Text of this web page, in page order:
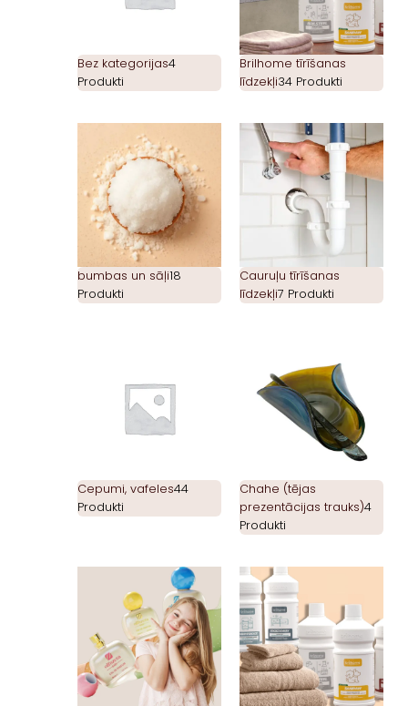
Bez kategorijas4
Produkti
Brilhome tīrīšanas
līdzekļi34 Produkti
bumbas un sāļi18
Produkti
Cauruļu tīrīšanas
līdzekļi7 Produkti
Cepumi, vafeles44
Produkti
Chahe (tējas
prezentācijas trauks)4
Produkti